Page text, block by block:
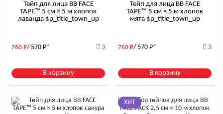
Тейп для лица BB FACE
TAPE™ 5 см × 5 м хлопок
лаванда $р_title_town_up
760 Р/ 570 Р* 3
В корзину
Тейп для лица BB FACE
TAPE™ 5 см × 5 м хлопок
мята $р_title_town_up
760 Р/ 570 Р* 3
В корзину
ХИТ